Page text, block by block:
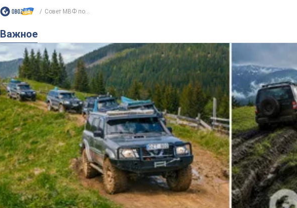
Совет МВФ по...
Важное